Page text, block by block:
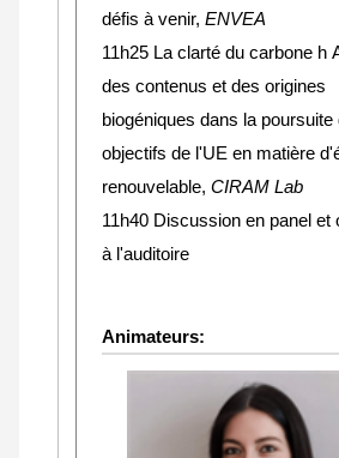
défis à venir,ENVEA
11h25 La clarté du carbone h
des contenus et des origines
biogéniques dans la poursuite
objectifs de l'UE en matière
renouvelable,CIRAM Lab
11h40 Discussion en panel et
à l'auditoire
Animateurs: